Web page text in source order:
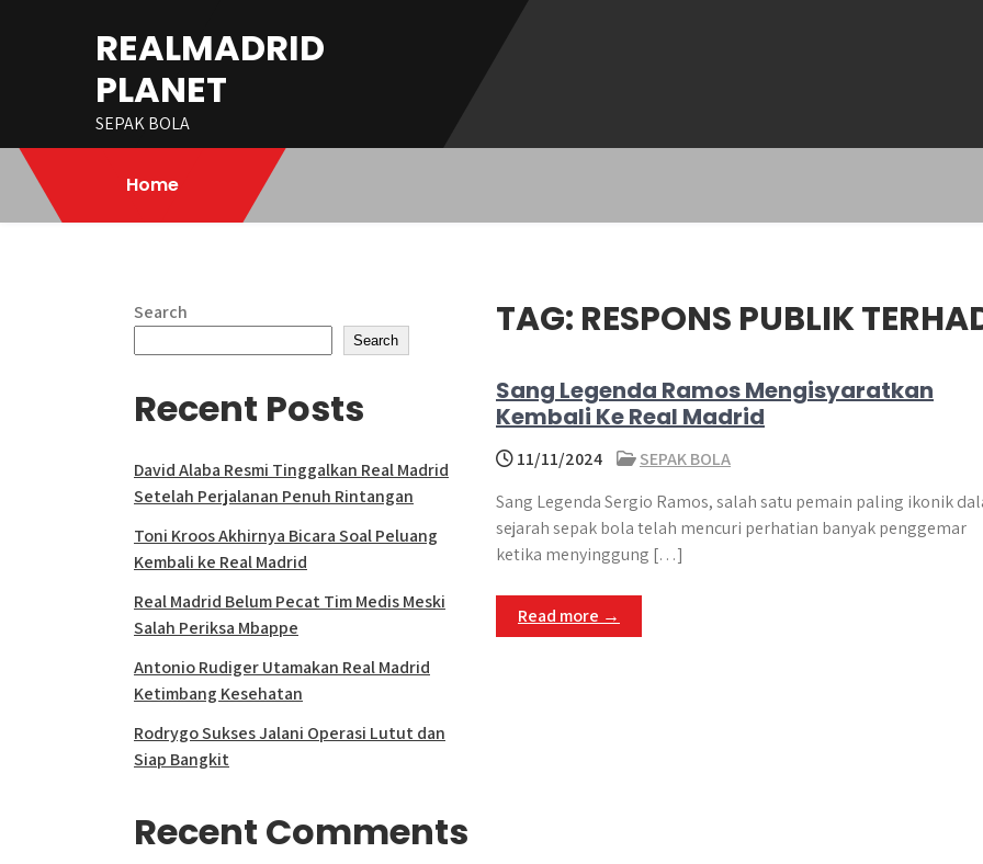
REALMADRID
PLANET
SEPAK BOLA
Home
TAG: RESPONS PUBLIK
Sang Legenda Ramos Mengisyaratkan
Kembali Ke Real Madrid
11/11/2024
SEPAK BOLA
Sang Legenda Sergio Ramos, salah satu pemain paling ikonik
sejarah sepak bola telah mencuri perhatian banyak penggemar
ketika menyinggung […]
Read more →
Search
Search
Recent Posts
David Alaba Resmi Tinggalkan Real Madrid
Setelah Perjalanan Penuh Rintangan
Toni Kroos Akhirnya Bicara Soal Peluang
Kembali ke Real Madrid
Real Madrid Belum Pecat Tim Medis Meski
Salah Periksa Mbappe
Antonio Rudiger Utamakan Real Madrid
Ketimbang Kesehatan
Rodrygo Sukses Jalani Operasi Lutut dan
Siap Bangkit
Recent Comments